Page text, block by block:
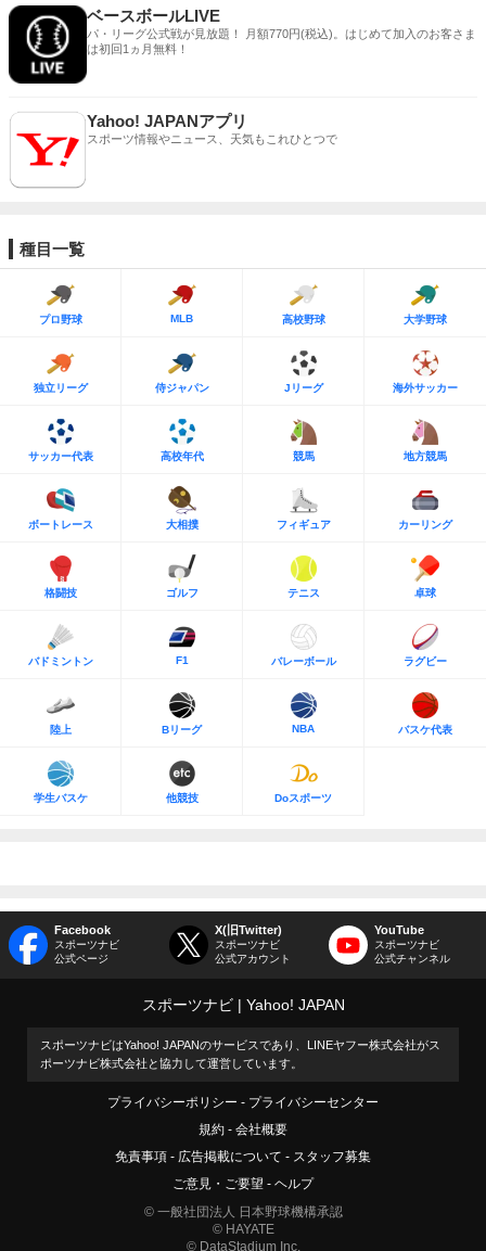
ベースボールLIVE
パ・リーグ公式戦が見放題！ 月額770円(税込)。はじめて加入のお客さま
は初回1ヵ月無料！
Yahoo! JAPANアプリ
スポーツ情報やニュース、天気もこれひとつで
種目一覧
プロ野球 MLB 高校野球 大学野球
独立リーグ 侍ジャパン Jリーグ 海外サッカー
サッカー代表 高校年代 競馬 地方競馬
ボートレース 大相撲 フィギュア カーリング
格闘技 ゴルフ テニス 卓球
バドミントン F1 バレーボール ラグビー
陸上 Bリーグ NBA バスケ代表
学生バスケ 他競技 Doスポーツ
Facebook
スポーツナビ
公式ページ
X(旧Twitter)
スポーツナビ
公式アカウント
YouTube
スポーツナビ
公式チャンネル
スポーツナビ Yahoo! JAPAN
スポーツナビはYahoo! JAPANのサービスであり、LINEヤフー株式会社がス
ポーツナビ株式会社と協力して運営しています。
プライバシーポリシー
プライバシーセンター
規約
会社概要
免責事項
広告掲載について
スタッフ募集
ご意見・ご要望
ヘルプ
© 一般社団法人 日本野球機構承認
© HAYATE
© DataStadium Inc.